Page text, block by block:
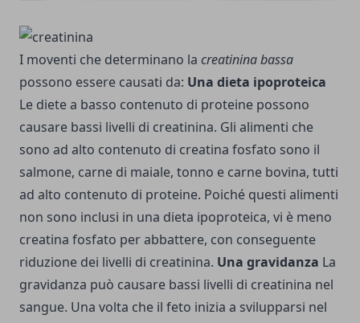
I moventi che determinano la creatinina bassa
possono essere causati da: Una dieta ipoproteica
Le diete a basso contenuto di proteine possono
causare bassi livelli di creatinina. Gli alimenti che
sono ad alto contenuto di creatina fosfato sono il
salmone, carne di maiale, tonno e carne bovina, tutti
ad alto contenuto di proteine. Poiché questi alimenti
non sono inclusi in una dieta ipoproteica, vi è meno
creatina fosfato per abbattere, con conseguente
riduzione dei livelli di creatinina. Una gravidanza La
gravidanza può causare bassi livelli di creatinina nel
sangue. Una volta che il feto inizia a svilupparsi nel